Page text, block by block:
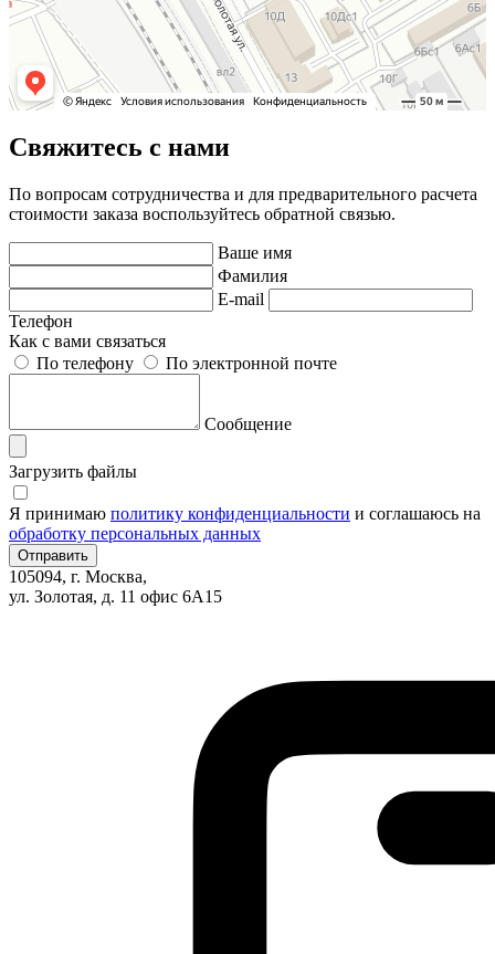
Свяжитесь с нами
По вопросам сотрудничества и для предварительного расчета
стоимости заказа воспользуйтесь обратной связью.
Ваше имя
Фамилия
E-mail
Телефон
Как с вами связаться
По телефону
По электронной почте
Сообщение
Загрузить файлы
Я принимаю политику конфиденциальности и соглашаюсь на
обработку персональных данных
105094, г. Москва,
ул. Золотая, д. 11 офис 6А15